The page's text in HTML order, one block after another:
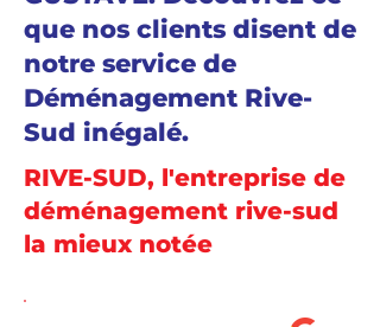
que nos clients disent de
notre service de
Déménagement Rive-
Sud inégalé.
RIVE-SUD, l'entreprise de
déménagement rive-sud
la mieux notée